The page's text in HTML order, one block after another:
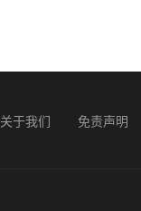
关于我们 免责声明